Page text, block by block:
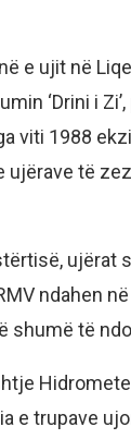
e ujit në
‘Drini i
viti 1988
ujërave të
ujërat
ndahen
shumë të
e trupave